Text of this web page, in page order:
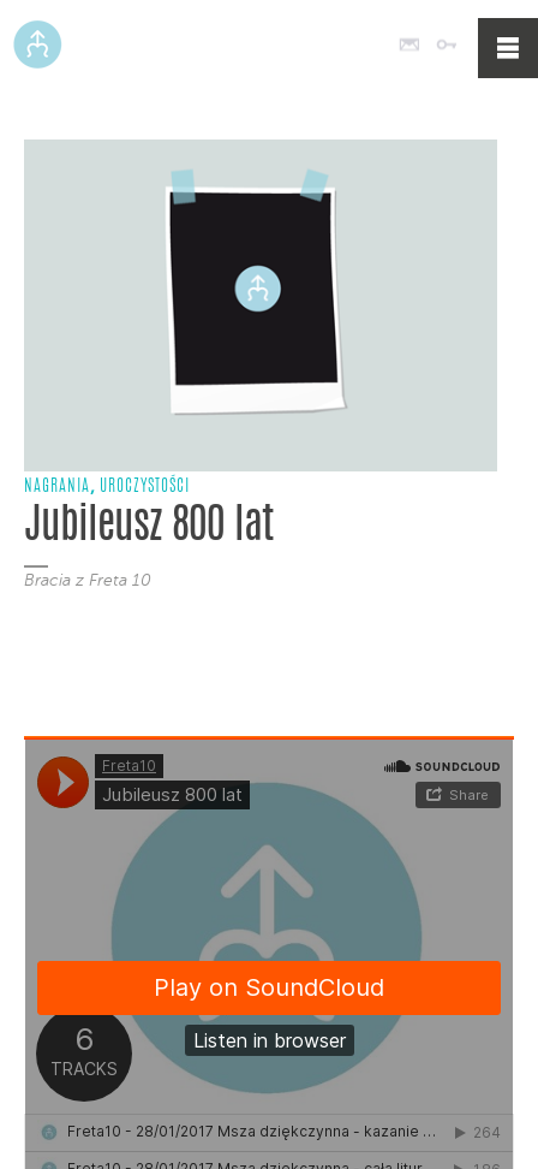
Poczta
NAGRANIA, UROCZYSTOŚCI
Jubileusz 800 lat
Bracia z Freta 10